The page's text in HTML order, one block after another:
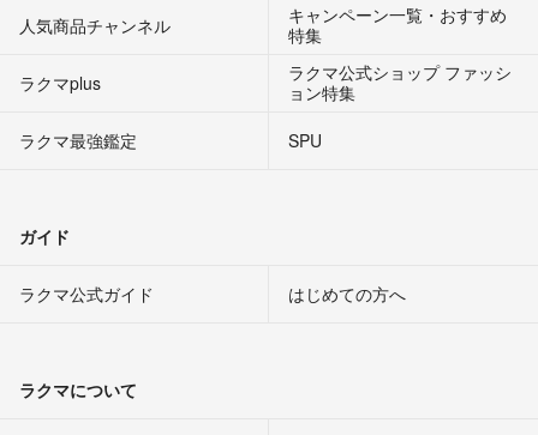
人気商品チャンネル
キャンペーン一覧・おすすめ
特集
ラクマplus
ラクマ公式ショップ ファッシ
ョン特集
ラクマ最強鑑定
SPU
ガイド
ラクマ公式ガイド はじめての方へ
ラクマについて